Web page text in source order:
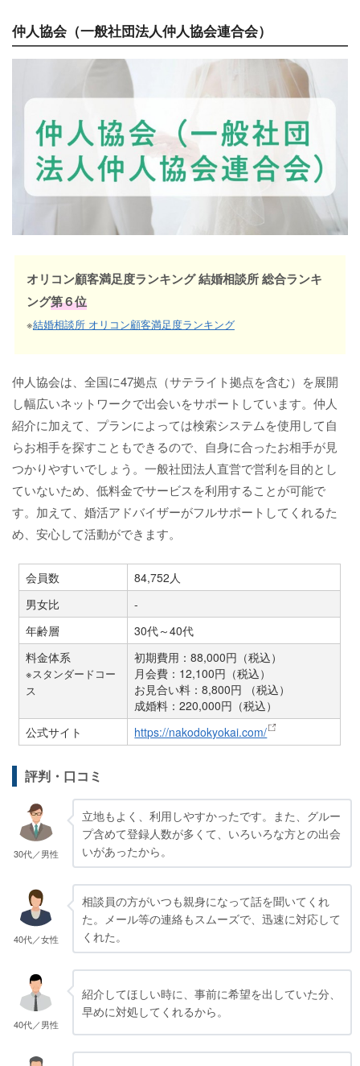
仲人協会（一般社団法人仲人協会連合会）
オリコン顧客満足度ランキング 結婚相談所 総合ランキ
ング第６位
※結婚相談所 オリコン顧客満足度ランキング
仲人協会は、全国に47拠点（サテライト拠点を含む）を展開
し幅広いネットワークで出会いをサポートしています。仲人
紹介に加えて、プランによっては検索システムを使用して自
らお相手を探すこともできるので、自身に合ったお相手が見
つかりやすいでしょう。一般社団法人直営で営利を目的とし
ていないため、低料金でサービスを利用することが可能で
す。加えて、婚活アドバイザーがフルサポートしてくれるた
め、安心して活動ができます。
会員数
84,752人
男女比
-
年齢層
30代～40代
料金体系
※スタンダードコー
ス
初期費用：88,000円（税込）
月会費：12,100円（税込）
お見合い料：8,800円 （税込）
成婚料：220,000円（税込）
公式サイト
https://nakodokyokai.com/
評判・口コミ
30代／男性
立地もよく、利用しやすかったです。また、グルー
プ含めて登録人数が多くて、いろいろな方との出会
いがあったから。
40代／女性
相談員の方がいつも親身になって話を聞いてくれ
た。メール等の連絡もスムーズで、迅速に対応して
くれた。
40代／男性
紹介してほしい時に、事前に希望を出していた分、
早めに対処してくれるから。